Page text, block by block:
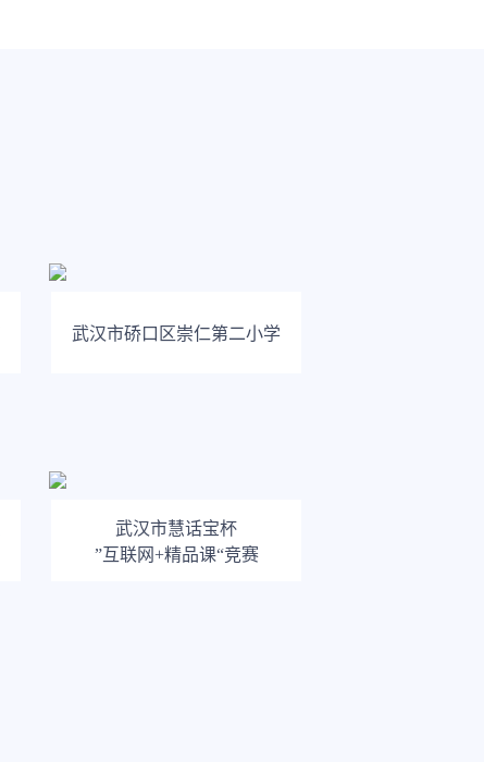
武汉市硚口区崇仁第二小学
武汉市慧话宝杯
”互联网+精品课“竞赛